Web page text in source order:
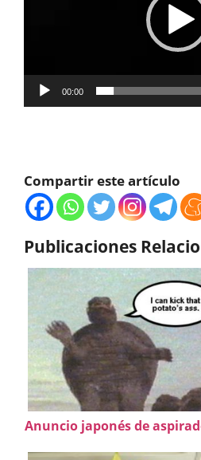
00:00
Compartir este artículo
Publicaciones
Anuncio japonés de